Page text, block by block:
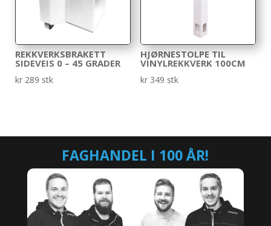
REKKVERKSBRAKETT
SIDEVEIS 0 – 45 GRADER
kr 289 stk
HJØRNESTOLPE TIL
VINYLREKKVERK 100CM
kr349 stk
FAGHANDEL I 100 ÅR!